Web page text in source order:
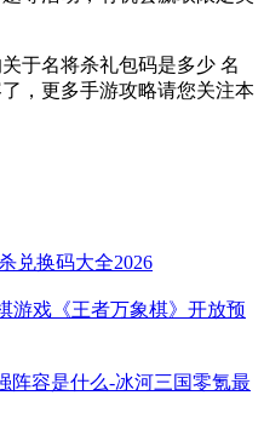
名将杀礼包码是多少 名
，更多手游攻略请您关注本
兑换码大全2026
游戏《王者万象棋》开放预
阵容是什么-冰河三国零氪最